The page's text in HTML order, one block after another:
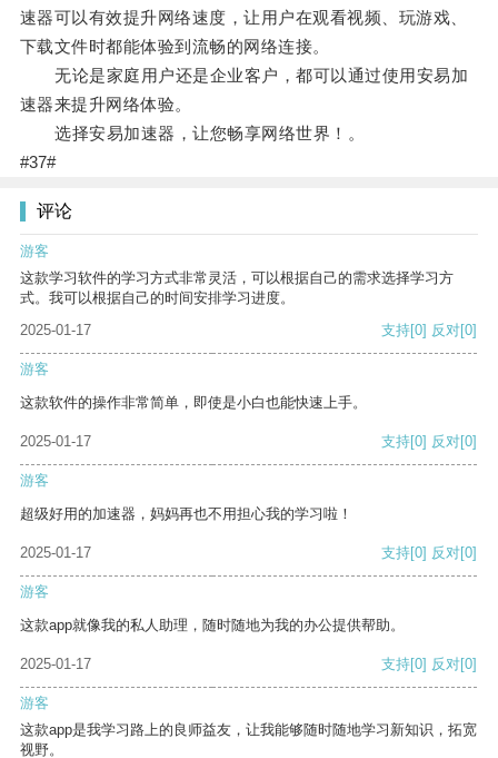
速器可以有效提升网络速度，让用户在观看视频、玩游戏、
下载文件时都能体验到流畅的网络连接。
无论是家庭用户还是企业客户，都可以通过使用安易加
速器来提升网络体验。
选择安易加速器，让您畅享网络世界！。
#37#
评论
游客
这款学习软件的学习方式非常灵活，可以根据自己的需求选择学习方
式。我可以根据自己的时间安排学习进度。
2025-01-17
支持[0] 反对[0]
游客
这款软件的操作非常简单，即使是小白也能快速上手。
2025-01-17 支持[0] 反对[0]
游客
超级好用的加速器，妈妈再也不用担心我的学习啦！
2025-01-17 支持[0] 反对[0]
游客
这款app就像我的私人助理，随时随地为我的办公提供帮助。
2025-01-17 支持[0] 反对[0]
游客
这款app是我学习路上的良师益友，让我能够随时随地学习新知识，拓宽
视野。